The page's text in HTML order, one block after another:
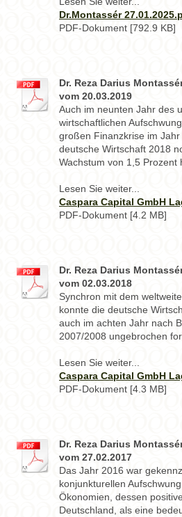
Dr.Montassér
PDF-Dokument [792.9 KB]
Dr. Reza Darius
vom 20.03.2019
Auch im neunten Jahr des
wirtschaftlichen
großen Finanzkrise im
deutsche Wirtschaft 2018
Wachstum von 1,5 Prozent
Lesen Sie weiter...
Caspara Capital GmbH
PDF-Dokument [4.2 MB]
Dr. Reza Darius
vom 02.03.2018
Synchron mit dem
konnte die deutsche
auch im achten Jahr nach
2007/2008 ungebrochen
Lesen Sie weiter...
Caspara Capital GmbH
PDF-Dokument [4.3 MB]
Dr. Reza Darius
vom 27.02.2017
Das Jahr 2016 war
konjunkturellen
Ökonomien, dessen
Deutschland, als eine